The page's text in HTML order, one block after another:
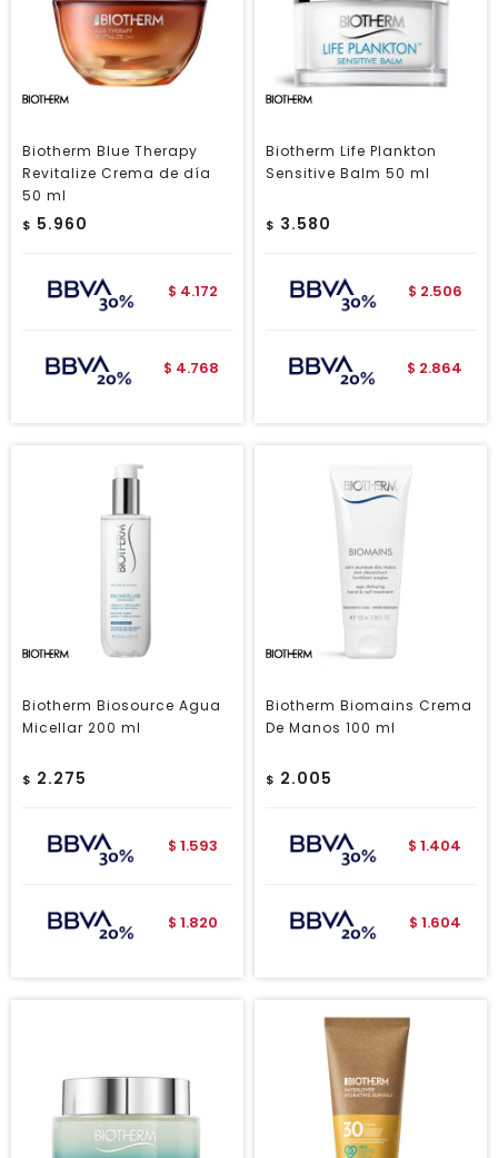
Biotherm Blue Therapy
Revitalize Crema de día
50 ml
$ 5.960
$ 4.172
$ 4.768
Biotherm Life Plankton
Sensitive Balm 50 ml
$ 3.580
$ 2.506
$ 2.864
Biotherm Biosource Agua
Micellar 200 ml
$ 2.275
$ 1.593
$ 1.820
Biotherm Biomains Crema
De Manos 100 ml
$ 2.005
$ 1.404
$ 1.604